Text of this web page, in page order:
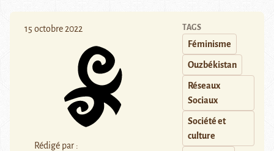
15 octobre 2022
Rédigé par :
TAGS
Féminisme
Ouzbékistan
Réseaux
Sociaux
Société et
culture